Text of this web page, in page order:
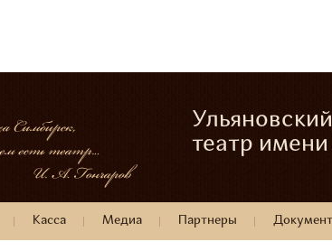
театр
Касса Медиа Партнеры